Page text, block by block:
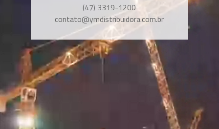
(47) 3319-1200
contato@ymdistribuidora.com.br